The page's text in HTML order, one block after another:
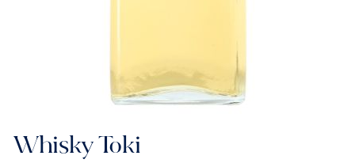
Whisky Toki